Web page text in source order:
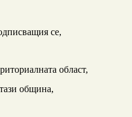
се,
област,
община,